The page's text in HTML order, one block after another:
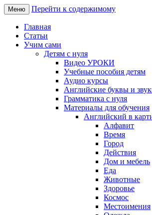
Английский язык
Меню Перейти к содержимому
Главная
Статьи
Учим сами
Детям с нуля
Видео УРОКИ
Учебные пособия детям
Аудио курсы
Английские буквы и
Грамматика с нуля
Материалы для обучения
Английский в
Алфавит
Время
Город
Действия
Дом и мебель
Еда
Животные
Здоровье
Космос
Местоимения